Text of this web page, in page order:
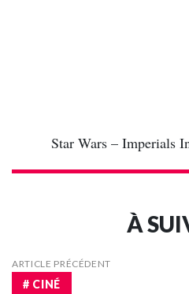
Star Wars – Imperials
À
ARTICLE PRÉCÉDENT
# CINÉ